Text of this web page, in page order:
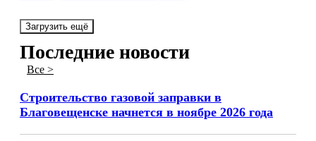
Загрузить ещё
Последние новости
Все >
Строительство газовой заправки в
Благовещенске начнется в ноябре 2026 года